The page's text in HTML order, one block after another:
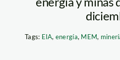
Tags: EIA, energía, MEM,